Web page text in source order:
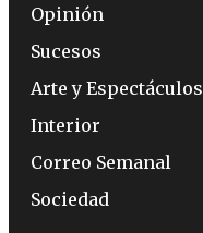
Opinión
Sucesos
Arte y Espectáculos
Interior
Correo Semanal
Sociedad